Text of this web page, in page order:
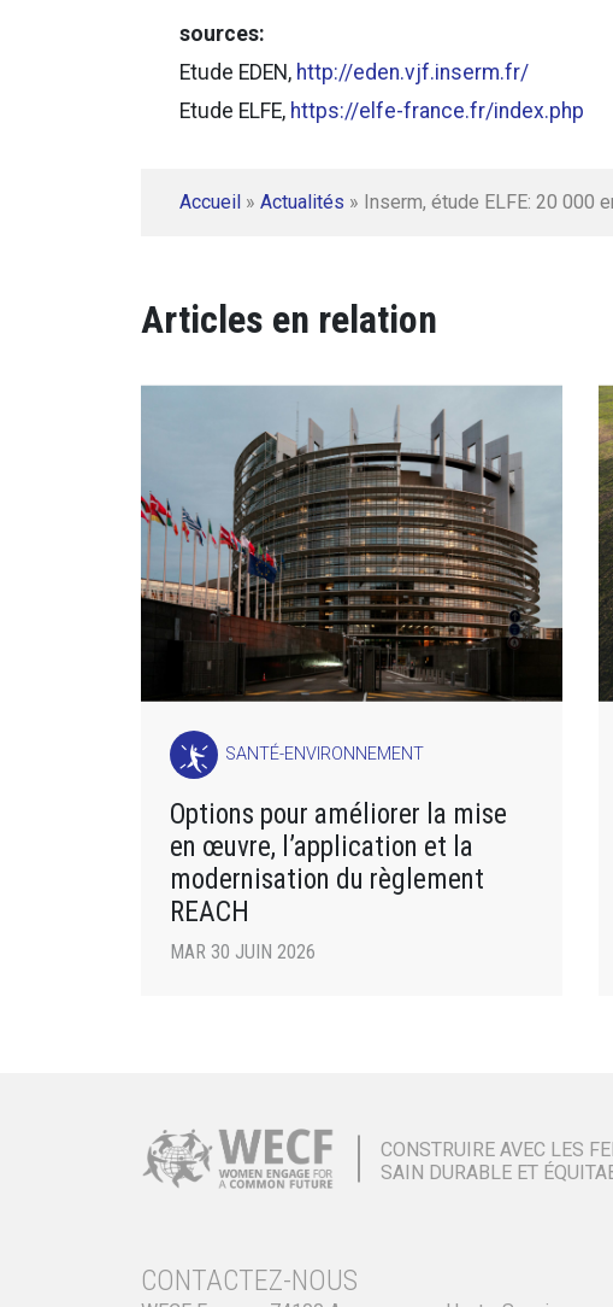
sources:
Etude EDEN, http://eden.vjf.inserm.fr/
Etude ELFE, https://elfe-france.fr/index.php
Accueil » Actualités » Inserm, étude ELFE: 20 000
Articles en relation
SANTÉ-ENVIRONNEMENT
Options pour améliorer la mise
en œuvre, l’application et la
modernisation du règlement
REACH
MAR 30 JUIN 2026
CONSTRUIRE AVEC LES
SAIN DURABLE ET
CONTACTEZ-NOUS